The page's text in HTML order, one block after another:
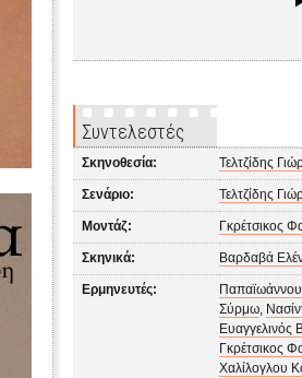
Συντελεστές
Σκηνοθεσία: Τελτζίδης
Σενάριο: Τελτζίδης
Μοντάζ: Γκρέτσικος
Σκηνικά: Βαρδαβά
Ερμηνευτές: Παπαϊωάννου
Σύρμω,
Ευαγγελινός
Γκρέτσικος
Χαλίλογλου